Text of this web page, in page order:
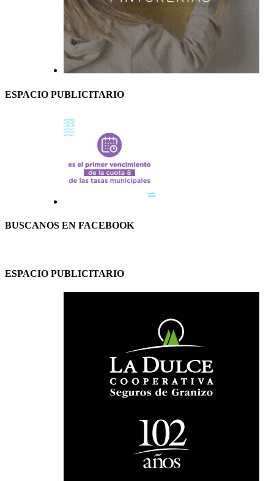
ESPACIO PUBLICITARIO
BUSCANOS EN FACEBOOK
ESPACIO PUBLICITARIO